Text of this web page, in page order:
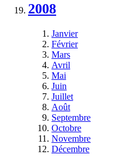
2008
Janvier
Février
Mars
Avril
Mai
Juin
Juillet
Août
Septembre
Octobre
Novembre
Décembre